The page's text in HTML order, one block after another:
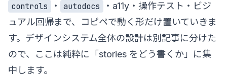
controls
・ autodocs
・a11y・操作テスト・ビジ
ュアル回帰まで、コピペで動く形だけ置いていきま
す。デザインシステム全体の設計は別記事に分けた
ので、ここは純粋に「stories をどう書くか」に集
中します。